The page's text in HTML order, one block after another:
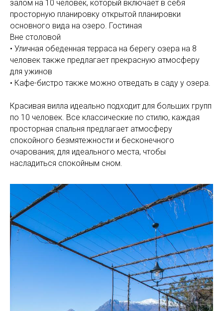
залом на 10 человек, который включает в себя
просторную планировку открытой планировки
основного вида на озеро. Гостиная
Вне столовой
• Уличная обеденная терраса на берегу озера на 8
человек также предлагает прекрасную атмосферу
для ужинов
• Кафе-бистро также можно отведать в саду у озера.
Красивая вилла идеально подходит для больших групп
по 10 человек. Все классические по стилю, каждая
просторная спальня предлагает атмосферу
спокойного безмятежности и бесконечного
очарования; для идеального места, чтобы
насладиться спокойным сном.